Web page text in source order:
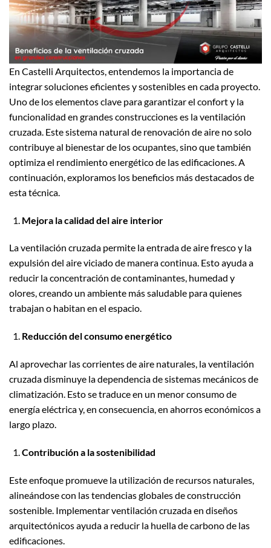
En Castelli Arquitectos, entendemos la importancia de
integrar soluciones eficientes y sostenibles en cada proyecto.
Uno de los elementos clave para garantizar el confort y la
funcionalidad en grandes construcciones es la ventilación
cruzada. Este sistema natural de renovación de aire no solo
contribuye al bienestar de los ocupantes, sino que también
optimiza el rendimiento energético de las edificaciones. A
continuación, exploramos los beneficios más destacados de
esta técnica.
Mejora la calidad del aire interior
La ventilación cruzada permite la entrada de aire fresco y la
expulsión del aire viciado de manera continua. Esto ayuda a
reducir la concentración de contaminantes, humedad y
olores, creando un ambiente más saludable para quienes
trabajan o habitan en el espacio.
Reducción del consumo energético
Al aprovechar las corrientes de aire naturales, la ventilación
cruzada disminuye la dependencia de sistemas mecánicos de
climatización. Esto se traduce en un menor consumo de
energía eléctrica y, en consecuencia, en ahorros económicos a
largo plazo.
Contribución a la sostenibilidad
Este enfoque promueve la utilización de recursos naturales,
alineándose con las tendencias globales de construcción
sostenible. Implementar ventilación cruzada en diseños
arquitectónicos ayuda a reducir la huella de carbono de las
edificaciones.